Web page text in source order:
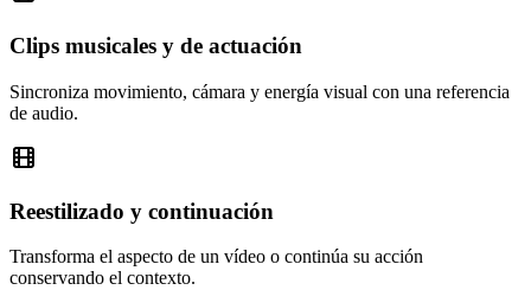
Clips musicales y de actuación
Sincroniza movimiento, cámara y energía visual con una referencia
de audio.
Reestilizado y continuación
Transforma el aspecto de un vídeo o continúa su acción
conservando el contexto.